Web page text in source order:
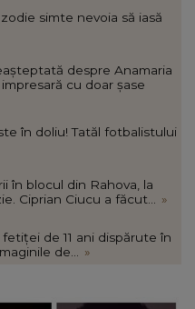
simte nevoia să iasă
despre Anamaria
cu doar șase
în doliu! Tatăl fotbalistului
în blocul din Rahova, la
Ciprian Ciucu a făcut... »
de 11 ani dispărute în
de... »